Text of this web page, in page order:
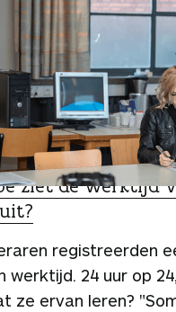
VIND JIJ?
ziet de werktijd
registreerden
werktijd. 24 uur op
ze ervan leren?